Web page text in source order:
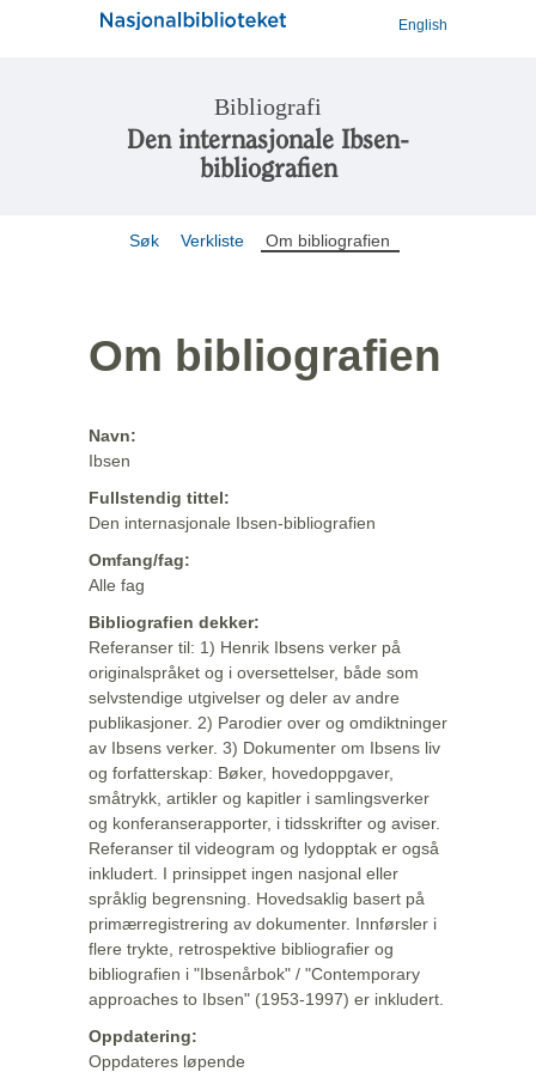
English
Bibliografi
Den internasjonale Ibsen-
bibliografien
Søk Verkliste Om bibliografien
Om bibliografien
Navn:
Ibsen
Fullstendig tittel:
Den internasjonale Ibsen-bibliografien
Omfang/fag:
Alle fag
Bibliografien dekker:
Referanser til: 1) Henrik Ibsens verker på
originalspråket og i oversettelser, både som
selvstendige utgivelser og deler av andre
publikasjoner. 2) Parodier over og omdiktninger
av Ibsens verker. 3) Dokumenter om Ibsens liv
og forfatterskap: Bøker, hovedoppgaver,
småtrykk, artikler og kapitler i samlingsverker
og konferanserapporter, i tidsskrifter og aviser.
Referanser til videogram og lydopptak er også
inkludert. I prinsippet ingen nasjonal eller
språklig begrensning. Hovedsaklig basert på
primærregistrering av dokumenter. Innførsler i
flere trykte, retrospektive bibliografier og
bibliografien i "Ibsenårbok" / "Contemporary
approaches to Ibsen" (1953-1997) er inkludert.
Oppdatering:
Oppdateres løpende